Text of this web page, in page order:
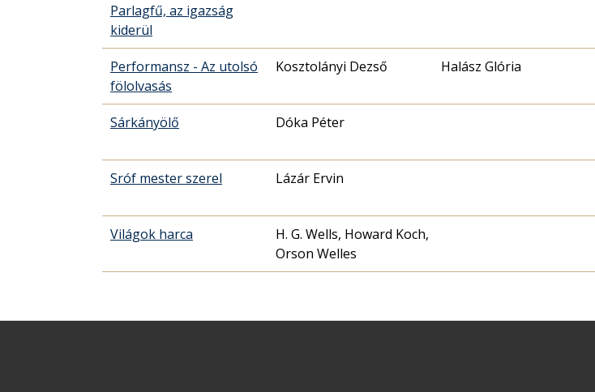
Parlagfű, az igazság
kiderül
Performansz - Az utolsó
fölolvasás
Kosztolányi Dezső Halász Glória
Sárkányölő Dóka Péter
Sróf mester szerel Lázár Ervin
Világok harca
H. G. Wells, Howard Koch,
Orson Welles